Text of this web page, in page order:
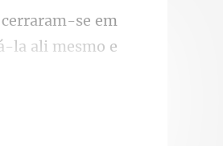
la ali mesmo e